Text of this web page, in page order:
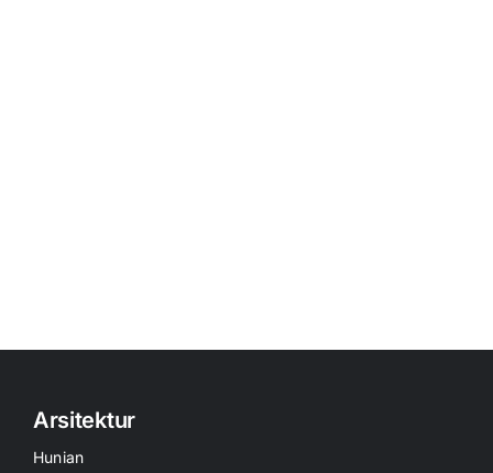
Arsitektur
Hunian